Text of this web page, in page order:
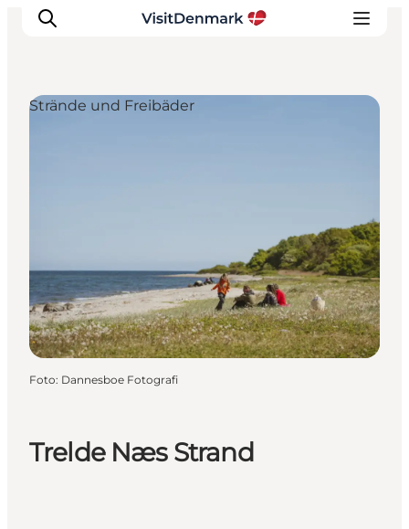
Trelde Næs Strand
Strände und Freibäder
Foto: Dannesboe Fotografi